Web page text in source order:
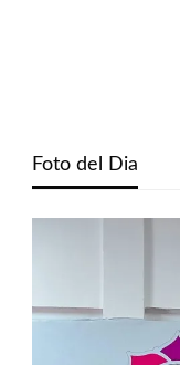
Foto del Dia